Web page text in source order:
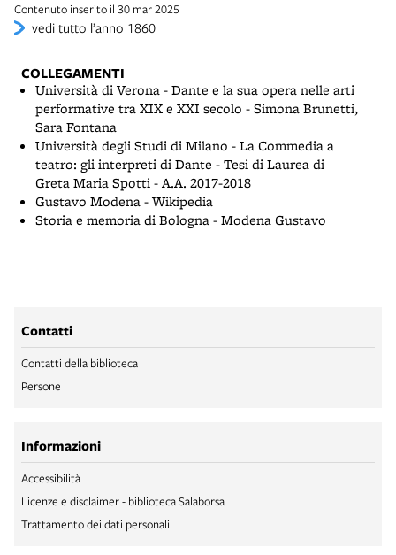
Contenuto inserito il 30 mar 2025
vedi tutto l’anno 1860
COLLEGAMENTI
Università di Verona - Dante e la sua opera nelle arti
performative tra XIX e XXI secolo - Simona Brunetti,
Sara Fontana
Università degli Studi di Milano - La Commedia a
teatro: gli interpreti di Dante - Tesi di Laurea di
Greta Maria Spotti - A.A. 2017-2018
Gustavo Modena - Wikipedia
Storia e memoria di Bologna - Modena Gustavo
Contatti
Contatti della biblioteca
Persone
Informazioni
Accessibilità
Licenze e disclaimer - biblioteca Salaborsa
Trattamento dei dati personali